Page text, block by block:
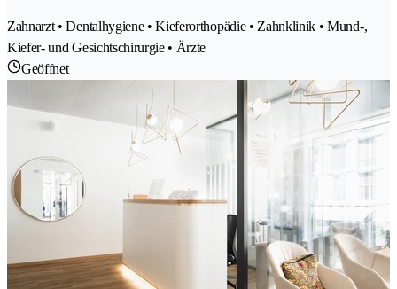
Zahnarzt • Dentalhygiene • Kieferorthopädie • Zahnklinik • Mund-,
Kiefer- und Gesichtschirurgie • Ärzte
Geöffnet